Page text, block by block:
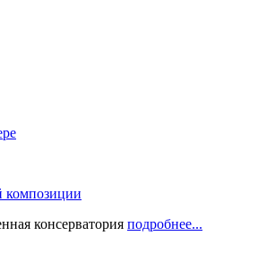
композиции
консерватория подробнее...